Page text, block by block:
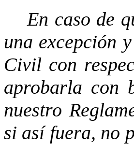
En caso de
una excepción
Civil con
aprobarla con
nuestro
si así fuera, no